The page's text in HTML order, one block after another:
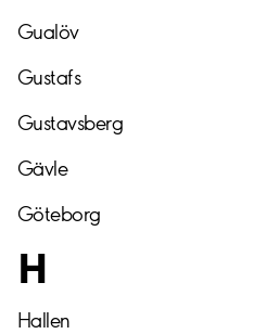
Gualöv
Gustafs
Gustavsberg
Gävle
Göteborg
H
Hallen